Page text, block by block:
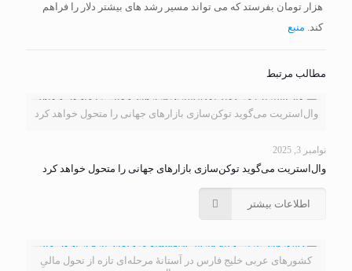
هزار تومان بفرستد که می تواند مسیر رشد های بیشتر دلار را فراهم
کند. منبع
مطالب مرتبط
وال‌استریت می‌گوید توکن‌سازی بازارهای جهانی را متحول خواهد کرد
نوامبر 3, 2025
وال‌استریت می‌گوید توکن‌سازی بازارهای جهانی را متحول خواهد کرد
اطلاعات بیشتر
کشورهای عربی خلیج فارس در آستانهٔ مرحله‌ای تازه از تحول مالیِ